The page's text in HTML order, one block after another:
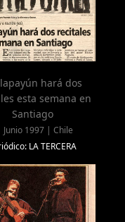
hará dos
esta semana en
Santiago
Junio 1997 | Chile
LA TERCERA